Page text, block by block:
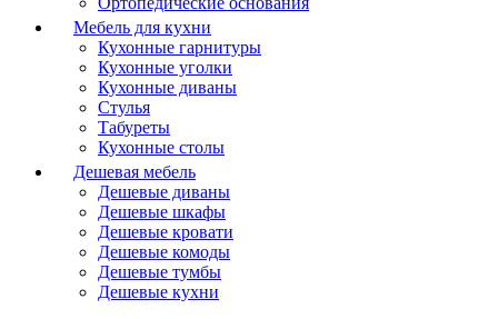
Мебель для кухни
Кухонные гарнитуры
Кухонные уголки
Кухонные диваны
Стулья
Табуреты
Кухонные столы
Дешевая мебель
Дешевые диваны
Дешевые шкафы
Дешевые кровати
Дешевые комоды
Дешевые тумбы
Дешевые кухни